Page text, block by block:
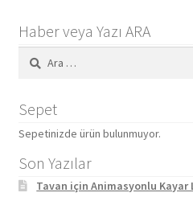
Haber veya Yazı ARA
Arama:
Sepet
Sepetinizde ürün bulunmuyor.
Son Yazılar
Tavan için Animasyonlu Kayar